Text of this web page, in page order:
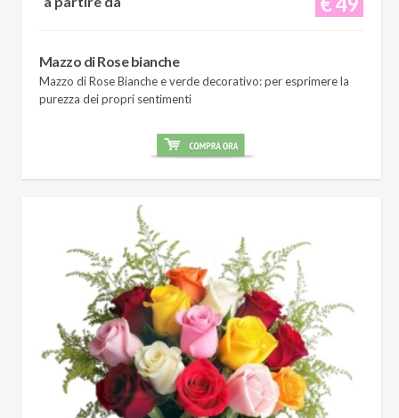
Mazzo di Rose bianche
Mazzo di Rose Bianche e verde decorativo: per esprimere la
purezza dei propri sentimenti